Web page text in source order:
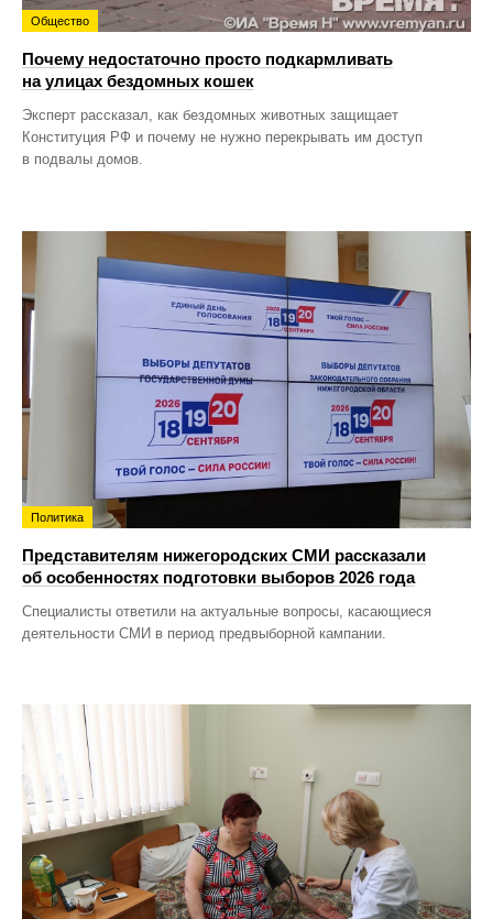
Общество
Почему недостаточно просто подкармливать
на улицах бездомных кошек
Эксперт рассказал, как бездомных животных защищает
Конституция РФ и почему не нужно перекрывать им доступ
в подвалы домов.
Политика
Представителям нижегородских СМИ рассказали
об особенностях подготовки выборов 2026 года
Специалисты ответили на актуальные вопросы, касающиеся
деятельности СМИ в период предвыборной кампании.